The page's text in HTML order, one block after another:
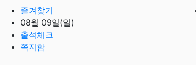
즐겨찾기
08월 09일(일)
출석체크
쪽지함